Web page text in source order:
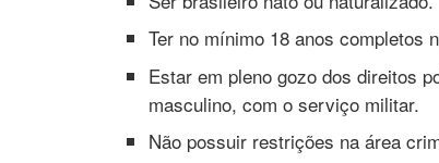
Ter no mínimo 18 anos completos
Estar em pleno gozo dos direitos
masculino, com o serviço militar.
Não possuir restrições na área